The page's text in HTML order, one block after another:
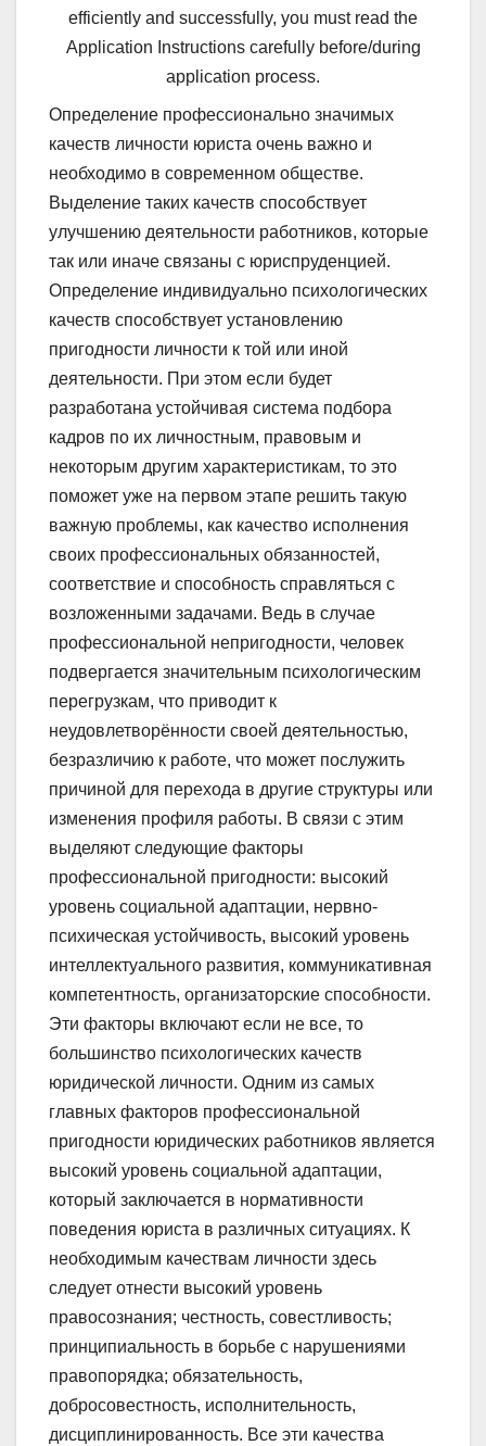
efficiently and successfully, you must read the
Application Instructions carefully before/during
application process.
Определение профессионально значимых
качеств личности юриста очень важно и
необходимо в современном обществе.
Выделение таких качеств способствует
улучшению деятельности работников, которые
так или иначе связаны с юриспруденцией.
Определение индивидуально психологических
качеств способствует установлению
пригодности личности к той или иной
деятельности. При этом если будет
разработана устойчивая система подбора
кадров по их личностным, правовым и
некоторым другим характеристикам, то это
поможет уже на первом этапе решить такую
важную проблемы, как качество исполнения
своих профессиональных обязанностей,
соответствие и способность справляться с
возложенными задачами. Ведь в случае
профессиональной непригодности, человек
подвергается значительным психологическим
перегрузкам, что приводит к
неудовлетворённости своей деятельностью,
безразличию к работе, что может послужить
причиной для перехода в другие структуры или
изменения профиля работы. В связи с этим
выделяют следующие факторы
профессиональной пригодности: высокий
уровень социальной адаптации, нервно-
психическая устойчивость, высокий уровень
интеллектуального развития, коммуникативная
компетентность, организаторские способности.
Эти факторы включают если не все, то
большинство психологических качеств
юридической личности. Одним из самых
главных факторов профессиональной
пригодности юридических работников является
высокий уровень социальной адаптации,
который заключается в нормативности
поведения юриста в различных ситуациях. К
необходимым качествам личности здесь
следует отнести высокий уровень
правосознания; честность, совестливость;
принципиальность в борьбе с нарушениями
правопорядка; обязательность,
добросовестность, исполнительность,
дисциплинированность. Все эти качества